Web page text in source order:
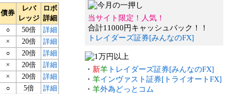
債券
レバ
レッジ
ロボ
詳細
○ 50倍
詳細
× 20倍
詳細
○ 20倍
詳細
× 20倍
詳細
× 20倍
詳細
○ 5倍
詳細
当サイト限定！人気！
合計11000円キャッシュバック！！
トレイダーズ証券[みんなのFX]
・ 新羊 トレイダーズ証券[みんなのFX]
・ 羊インヴァスト証券[トライオートFX]
・ 羊外為どっとコム